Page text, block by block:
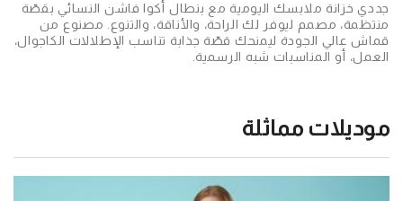
جددي خزانة ملابسك اليومية مع بنطال أكوا فاشن النسائي بقصّة
منتظمة، مصمم ليوفر لك الراحة، والأناقة، والتنوع. مصنوع من
قماش عالي الجودة ليمنحك قصّة جذابة تناسب الإطلالات الكاجوال،
العمل، أو المناسبات شبه الرسمية.
موديلات مماثلة